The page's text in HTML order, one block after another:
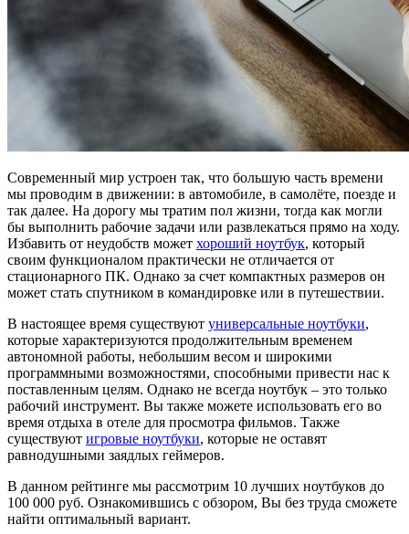
Современный мир устроен так, что большую часть времени
мы проводим в движении: в автомобиле, в самолёте, поезде и
так далее. На дорогу мы тратим пол жизни, тогда как могли
бы выполнить рабочие задачи или развлекаться прямо на ходу.
Избавить от неудобств может хороший ноутбук, который
своим функционалом практически не отличается от
стационарного ПК. Однако за счет компактных размеров он
может стать спутником в командировке или в путешествии.
В настоящее время существуют универсальные ноутбуки,
которые характеризуются продолжительным временем
автономной работы, небольшим весом и широкими
программными возможностями, способными привести нас к
поставленным целям. Однако не всегда ноутбук – это только
рабочий инструмент. Вы также можете использовать его во
время отдыха в отеле для просмотра фильмов. Также
существуют игровые ноутбуки, которые не оставят
равнодушными заядлых геймеров.
В данном рейтинге мы рассмотрим 10 лучших ноутбуков до
100 000 руб. Ознакомившись с обзором, Вы без труда сможете
найти оптимальный вариант.